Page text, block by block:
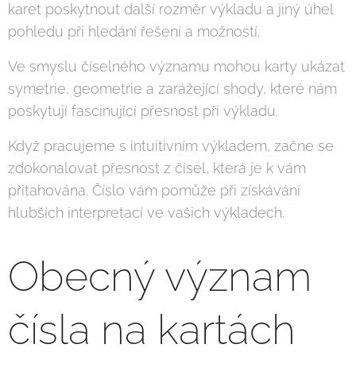
karet poskytnout další rozměr výkladu a jiný úhel
pohledu při hledání řešení a možností.
Ve smyslu číselného významu mohou karty ukázat
symetrie, geometrie a zarážející shody, které nám
poskytují fascinující přesnost při výkladu.
Když pracujeme s intuitivním výkladem, začne se
zdokonalovat přesnost z čísel, která je k vám
přitahována. Číslo vám pomůže při získávání
hlubších interpretací ve vašich výkladech.
Obecný význam
čísla na kartách